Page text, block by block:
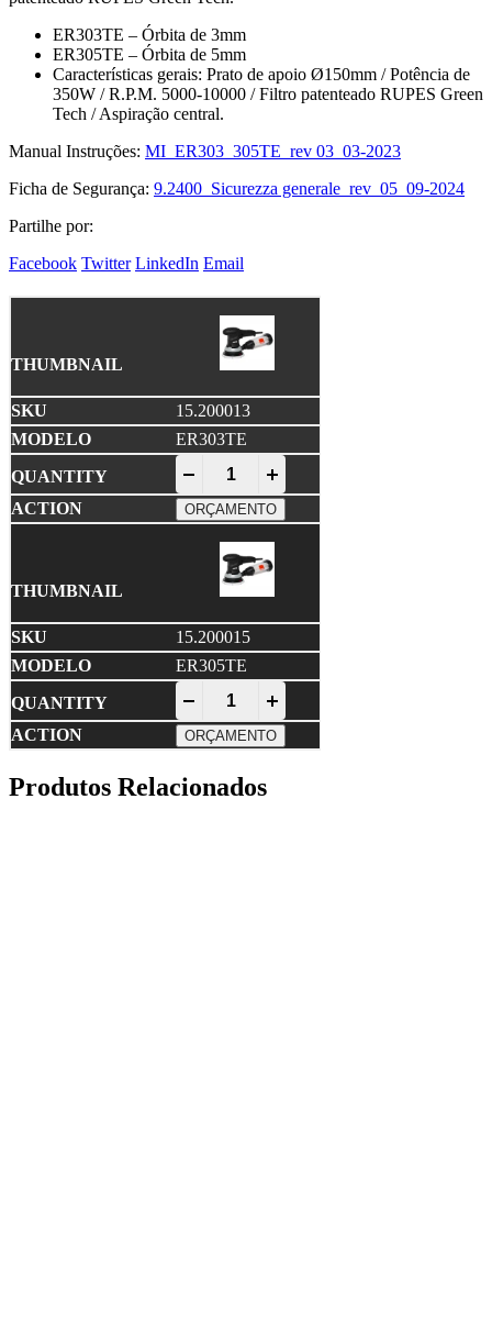
ER303TE – Órbita de 3mm
ER305TE – Órbita de 5mm
Características gerais: Prato de apoio Ø150mm / Potência de
350W / R.P.M. 5000-10000 / Filtro patenteado RUPES Green
Tech / Aspiração central.
Manual Instruções: MI_ER303_305TE_rev 03_03-2023
Ficha de Segurança: 9.2400_Sicurezza generale_rev_05_09-2024
Partilhe por:
Facebook Twitter LinkedIn Email
15.200013
ER303TE
RUPES • ER3 TE Lixadora Roto-
ORÇAMENTO
15.200015
ER305TE
RUPES • ER3 TE Lixadora Roto-
ORÇAMENTO
Produtos Relacionados